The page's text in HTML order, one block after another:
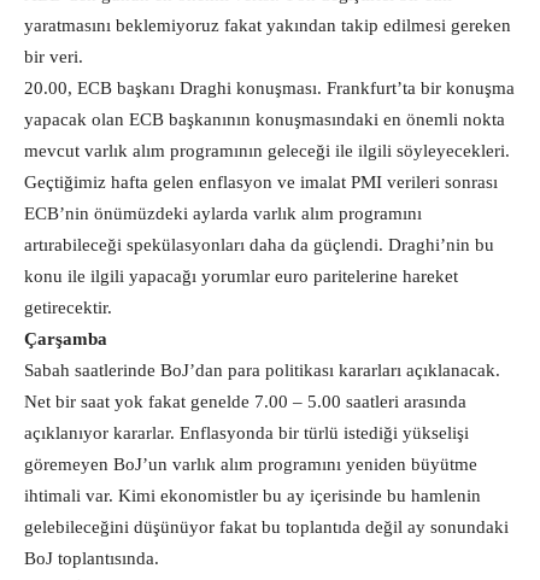
yaratmasını beklemiyoruz fakat yakından takip edilmesi gereken
bir veri.
20.00, ECB başkanı Draghi konuşması. Frankfurt’ta bir konuşma
yapacak olan ECB başkanının konuşmasındaki en önemli nokta
mevcut varlık alım programının geleceği ile ilgili söyleyecekleri.
Geçtiğimiz hafta gelen enflasyon ve imalat PMI verileri sonrası
ECB’nin önümüzdeki aylarda varlık alım programını
artırabileceği spekülasyonları daha da güçlendi. Draghi’nin bu
konu ile ilgili yapacağı yorumlar euro paritelerine hareket
getirecektir.
Çarşamba
Sabah saatlerinde BoJ’dan para politikası kararları açıklanacak.
Net bir saat yok fakat genelde 7.00 – 5.00 saatleri arasında
açıklanıyor kararlar. Enflasyonda bir türlü istediği yükselişi
göremeyen BoJ’un varlık alım programını yeniden büyütme
ihtimali var. Kimi ekonomistler bu ay içerisinde bu hamlenin
gelebileceğini düşünüyor fakat bu toplantıda değil ay sonundaki
BoJ toplantısında.